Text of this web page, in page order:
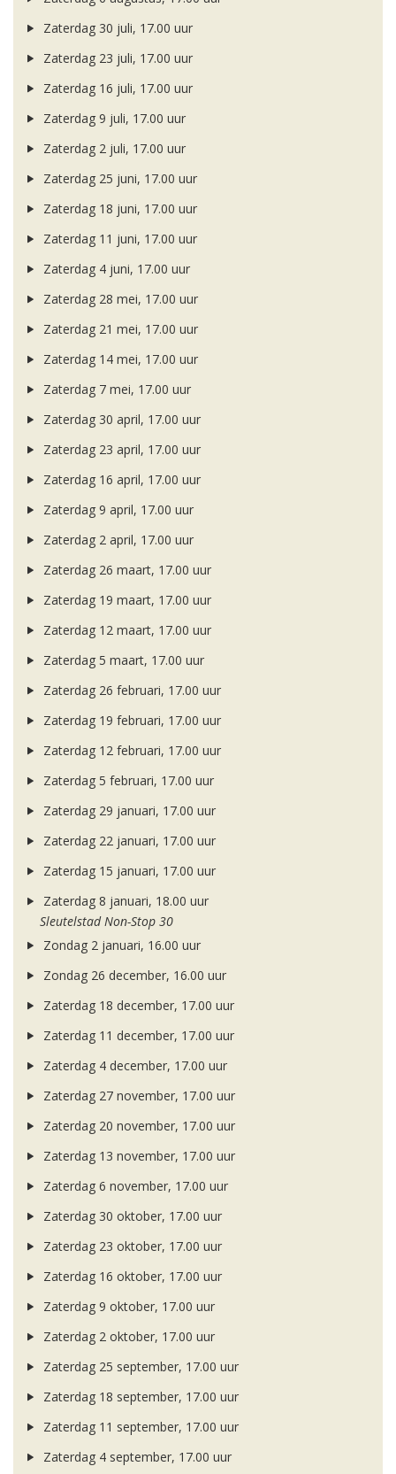
Zaterdag 30 juli, 17.00 uur
Zaterdag 23 juli, 17.00 uur
Zaterdag 16 juli, 17.00 uur
Zaterdag 9 juli, 17.00 uur
Zaterdag 2 juli, 17.00 uur
Zaterdag 25 juni, 17.00 uur
Zaterdag 18 juni, 17.00 uur
Zaterdag 11 juni, 17.00 uur
Zaterdag 4 juni, 17.00 uur
Zaterdag 28 mei, 17.00 uur
Zaterdag 21 mei, 17.00 uur
Zaterdag 14 mei, 17.00 uur
Zaterdag 7 mei, 17.00 uur
Zaterdag 30 april, 17.00 uur
Zaterdag 23 april, 17.00 uur
Zaterdag 16 april, 17.00 uur
Zaterdag 9 april, 17.00 uur
Zaterdag 2 april, 17.00 uur
Zaterdag 26 maart, 17.00 uur
Zaterdag 19 maart, 17.00 uur
Zaterdag 12 maart, 17.00 uur
Zaterdag 5 maart, 17.00 uur
Zaterdag 26 februari, 17.00 uur
Zaterdag 19 februari, 17.00 uur
Zaterdag 12 februari, 17.00 uur
Zaterdag 5 februari, 17.00 uur
Zaterdag 29 januari, 17.00 uur
Zaterdag 22 januari, 17.00 uur
Zaterdag 15 januari, 17.00 uur
Zaterdag 8 januari, 18.00 uur
Sleutelstad Non-Stop 30
Zondag 2 januari, 16.00 uur
Zondag 26 december, 16.00 uur
Zaterdag 18 december, 17.00 uur
Zaterdag 11 december, 17.00 uur
Zaterdag 4 december, 17.00 uur
Zaterdag 27 november, 17.00 uur
Zaterdag 20 november, 17.00 uur
Zaterdag 13 november, 17.00 uur
Zaterdag 6 november, 17.00 uur
Zaterdag 30 oktober, 17.00 uur
Zaterdag 23 oktober, 17.00 uur
Zaterdag 16 oktober, 17.00 uur
Zaterdag 9 oktober, 17.00 uur
Zaterdag 2 oktober, 17.00 uur
Zaterdag 25 september, 17.00 uur
Zaterdag 18 september, 17.00 uur
Zaterdag 11 september, 17.00 uur
Zaterdag 4 september, 17.00 uur